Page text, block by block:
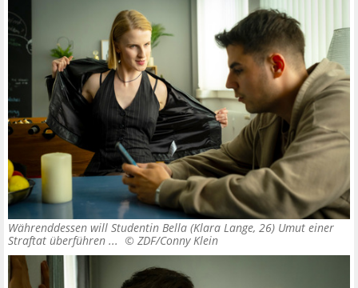
Währenddessen will Studentin Bella (Klara Lange, 26) Umut einer
Straftat überführen ... © ZDF/Conny Klein